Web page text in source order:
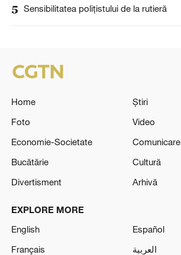
5 Sensibilitatea polițistului de la rutieră
Home
Știri
Foto
Video
Economie-Societate
Comunicare
Bucătărie
Cultură
Divertisment
Arhivă
EXPLORE MORE
English
Español
Français
العربية